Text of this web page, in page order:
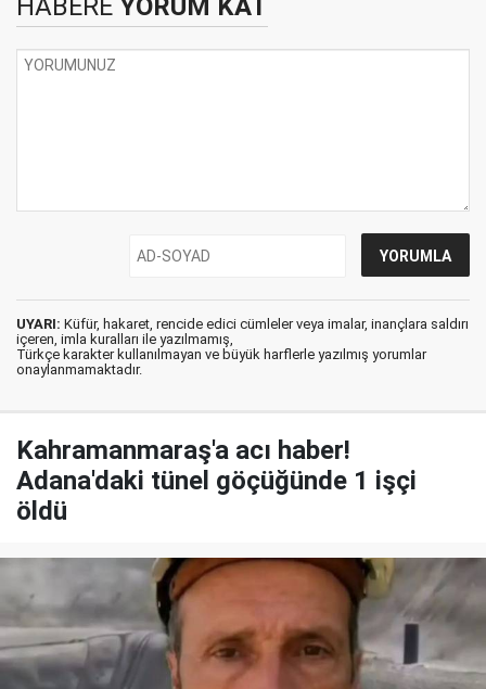
HABERE YORUM KAT
UYARI: Küfür, hakaret, rencide edici cümleler veya imalar, inançlara saldırı
içeren, imla kuralları ile yazılmamış,
Türkçe karakter kullanılmayan ve büyük harflerle yazılmış yorumlar
onaylanmamaktadır.
Kahramanmaraş'a acı haber!
Adana'daki tünel göçüğünde 1 işçi
öldü